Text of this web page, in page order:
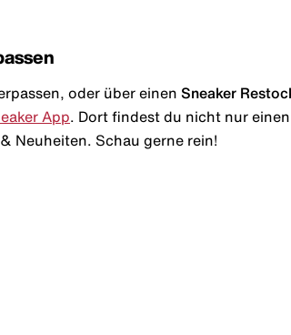
oder über einen Sneaker
App . Dort findest du nicht nur
Neuheiten. Schau gerne rein!